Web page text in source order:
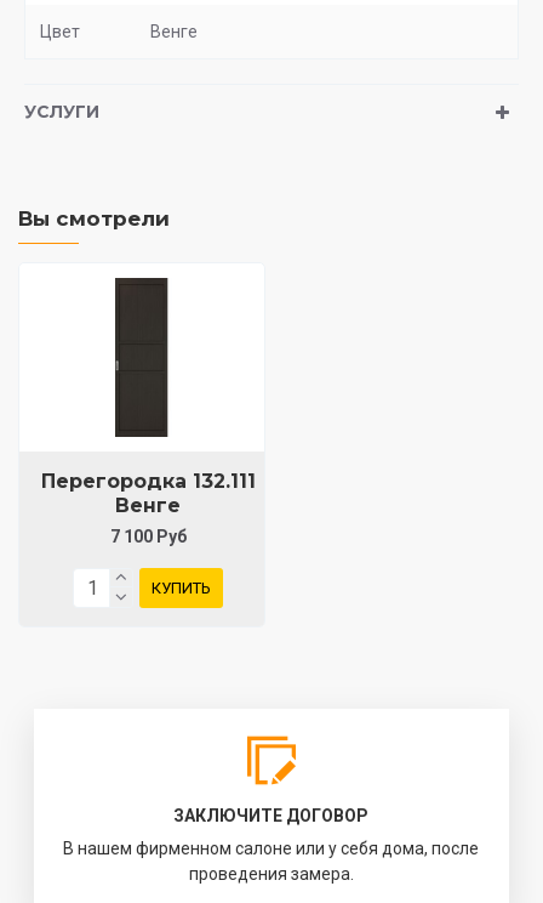
Цвет Венге
УСЛУГИ
Вы смотрели
Перегородка 132.111
Венге
7 100 Руб
КУПИТЬ
ЗАКЛЮЧИТЕ ДОГОВОР
В нашем фирменном салоне или у себя дома, после
проведения замера.